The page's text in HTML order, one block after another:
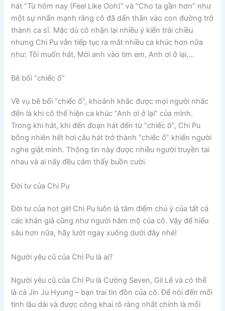
hát “Từ hôm nay (Feel Like Ooh)” và “Cho ta gần hơn” như
một sự nhấn mạnh rằng cô đã dấn thân vào con đường trở
thành ca sĩ. Mặc dù cô nhận lại nhiều ý kiến trái chiều
nhưng Chi Pu vẫn tiếp tục ra mắt nhiều ca khúc hơn nữa
như: Tôi muốn hát, Mời anh vào tim em, Anh ơi ở lại,…
Bê bối “chiếc ố”
Về vụ bê bối “chiếc ố”, khoảnh khắc được mọi người nhắc
đến là khi cô thể hiện ca khúc “Anh ơi ở lại” của mình.
Trong khi hát, khi đến đoạn hát đến từ “chiếc ô”, Chi Pu
bỗng nhiên hết hơi câu hát trở thành “chiếc ố” khiến người
nghe giật mình. Thông tin này được nhiều người truyền tai
nhau và ai nấy đều cảm thấy buồn cười.
Đời tư của Chi Pu
Đời tư của hot girl Chi Pu luôn là tâm điểm chú ý của tất cả
các khán giả cũng như người hâm mộ của cô. Vậy để hiểu
sâu hơn nữa, hãy lướt ngay xuống dưới đây nhé!
Người yêu cũ của Chi Pu là ai?
Người yêu cũ của Chi Pu là Cường Seven, Gil Lê và có thể
là cả Jin Ju Hyung – bạn trai tin đồn của cô. Để nói đến mối
tình lâu dài và được công khai rõ ràng nhất chính là mối